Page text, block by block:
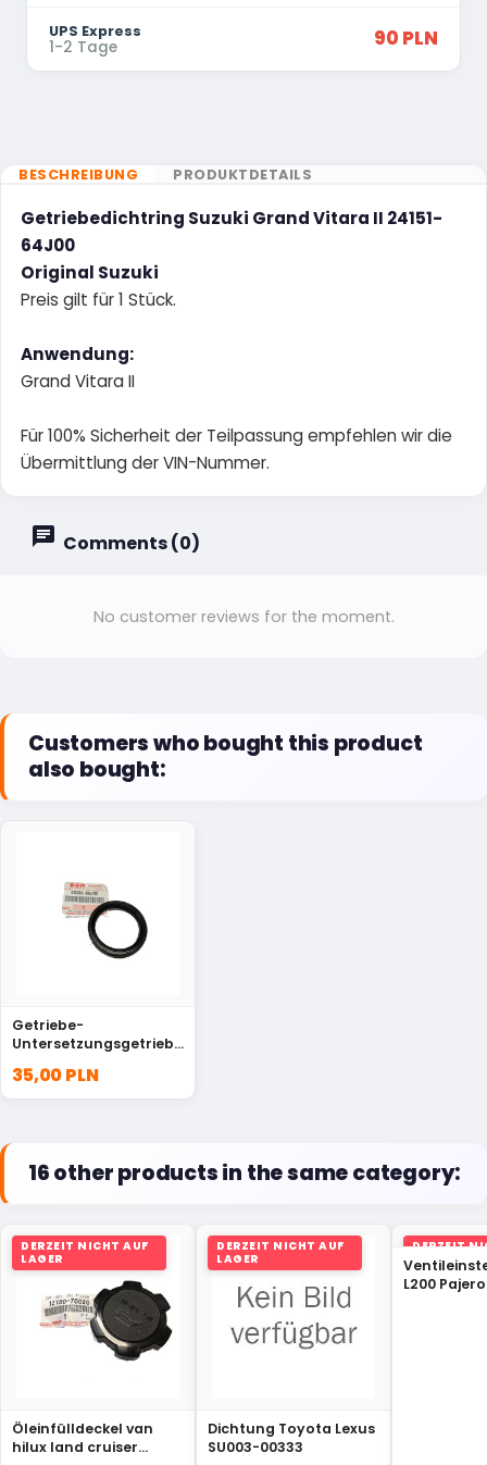
UPS Express
1-2 Tage 90 PLN
BESCHREIBUNG PRODUKTDETAILS
Getriebedichtring Suzuki Grand Vitara II 24151-
64J00
Original Suzuki
Preis gilt für 1 Stück.
Anwendung:
Grand Vitara II
Für 100% Sicherheit der Teilpassung empfehlen wir die
Übermittlung der VIN-Nummer.
Comments (0)
No customer reviews for the moment.
Customers who bought this product
also bought:
Getriebe-
Untersetzungsgetriebe
Suzuki Grand Vitara
35,00 PLN
16 other products in the same category:
DERZEIT NICHT AUF
LAGER
Öleinfülldeckel van
hilux land cruiser
DERZEIT NICHT AUF
LAGER
Dichtung Toyota Lexus
SU003-00333
DERZEIT
LAGER
L200